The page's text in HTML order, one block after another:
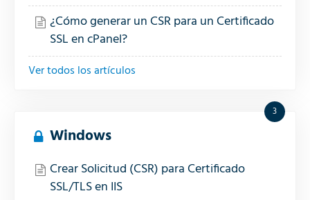
¿Cómo generar un CSR para un Certificado
SSL en cPanel?
Ver todos los artículos
Windows
3
Crear Solicitud (CSR) para Certificado
SSL/TLS en IIS